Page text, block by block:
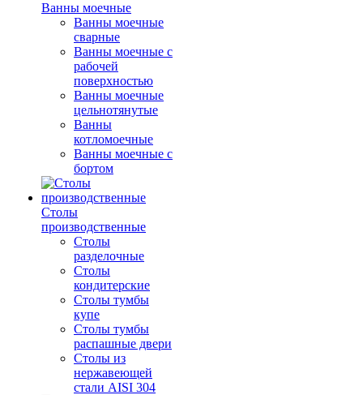
Ванны моечные
Ванны моечные
сварные
Ванны моечные с
рабочей
поверхностью
Ванны моечные
цельнотянутые
Ванны
котломоечные
Ванны моечные с
бортом
Столы
производственные
Столы
разделочные
Столы
кондитерские
Столы тумбы
купе
Столы тумбы
распашные двери
Столы из
нержавеющей
стали AISI 304